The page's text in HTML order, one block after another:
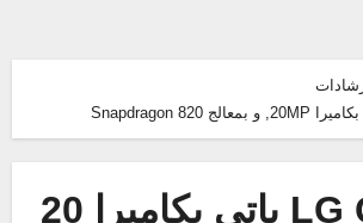
هاتف LG G5 ياتى بكاميرا 20